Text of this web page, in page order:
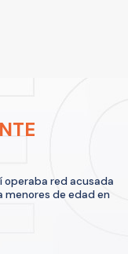
operaba red acusada
menores de edad en